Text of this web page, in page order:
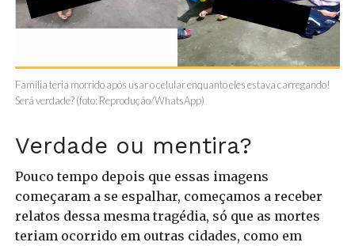
Família teria morrido após usar o celular enquanto eles estava carregando!
Será verdade? (foto: Reprodução/WhatsApp)
Verdade ou mentira?
Pouco tempo depois que essas imagens
começaram a se espalhar, começamos a receber
relatos dessa mesma tragédia, só que as mortes
teriam ocorrido em outras cidades, como em